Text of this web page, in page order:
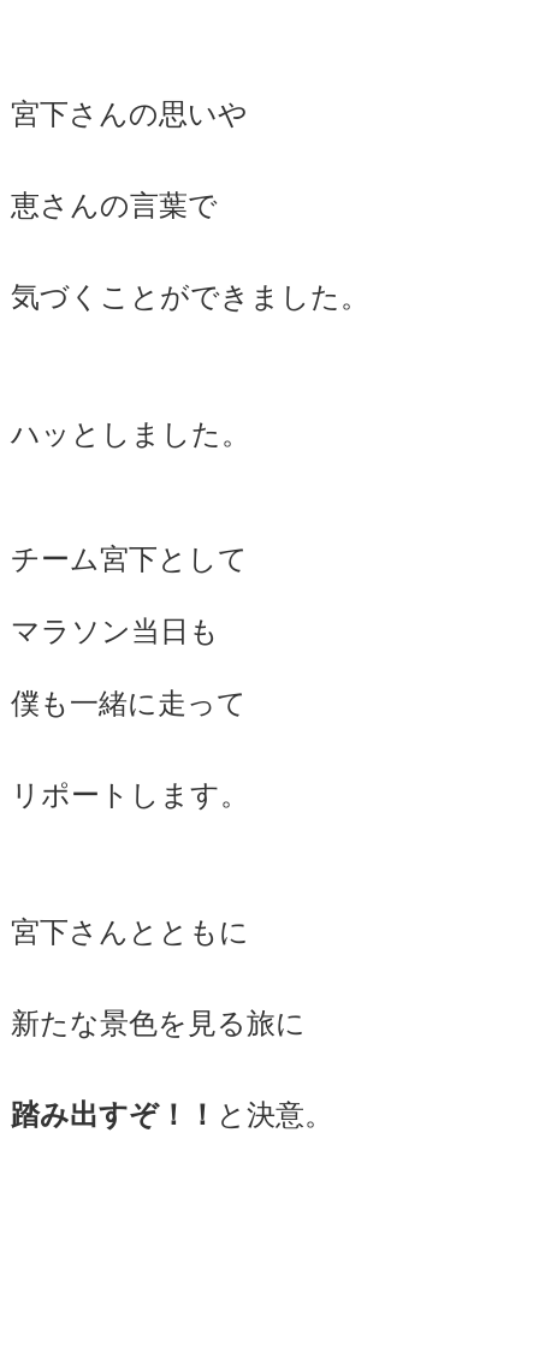
宮下さんの思いや
恵さんの言葉で
気づくことができました。
ハッとしました。
チーム宮下として
マラソン当日も
僕も一緒に走って
リポートします。
宮下さんとともに
新たな景色を見る旅に
踏み出すぞ！！ と決意。